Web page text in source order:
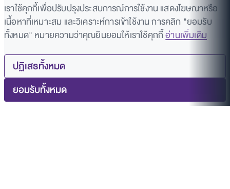
เราใช้คุกกี้เพื่อปรับปรุงประสบการณ์การใช้งาน แสดงโฆษณาหรือ
เนื้อหาที่เหมาะสม และวิเคราะห์การเข้าใช้งาน การคลิก "ยอมรับ
ทั้งหมด" หมายความว่าคุณยินยอมให้เราใช้คุกกี้อ่านเพิ่มเติม
ปฏิเสธทั้งหมด
ยอมรับทั้งหมด